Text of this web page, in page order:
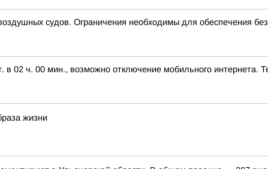
судов. Ограничения необходимы для обеспечения
02 ч. 00 мин., возможно отключение мобильного интернета.
жизни